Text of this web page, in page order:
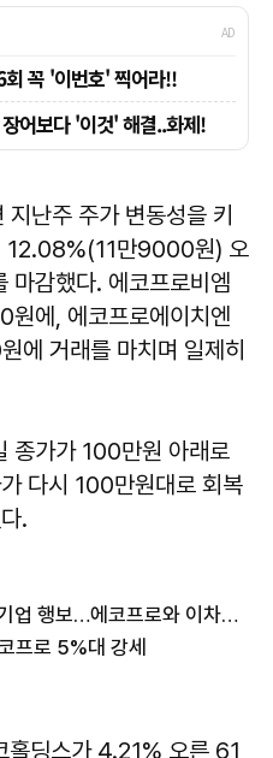
난주 주가 변동성을 키
12.08%(11만9000원) 오
감했다. 에코프로비엠
에, 에코프로에이치엔
에 거래를 마치며 일제히
종가가 100만원 아래로
다시 100만원대로 회복
.
이철우 도지사, 민선 9기 첫 기업 행보…에코프로와 이차전지 협력 강화
프로 5%대 강세
홀딩스가 4.21% 오른 61